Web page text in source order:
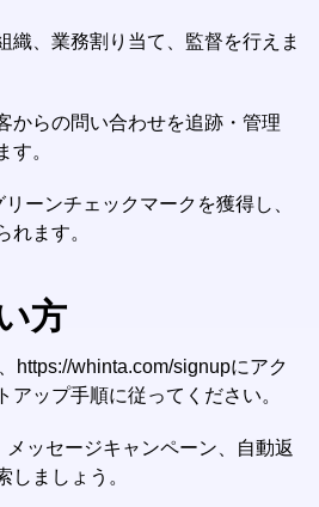
織、業務割り当て、監督を行えま
からの問い合わせを追跡・管理
す。
ーンチェックマークを獲得し、
れます。
方
https://whinta.com/signupにアク
アップ手順に従ってください。
ッセージキャンペーン、自動返
しましょう。